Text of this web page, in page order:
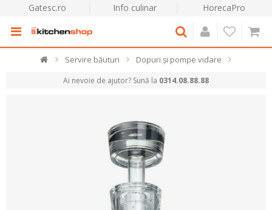
Gatesc.ro Info culinar HorecaPro
Servire băuturi Dopuri și pompe vidare
Ai nevoie de ajutor? Sună la 0314.08.88.88